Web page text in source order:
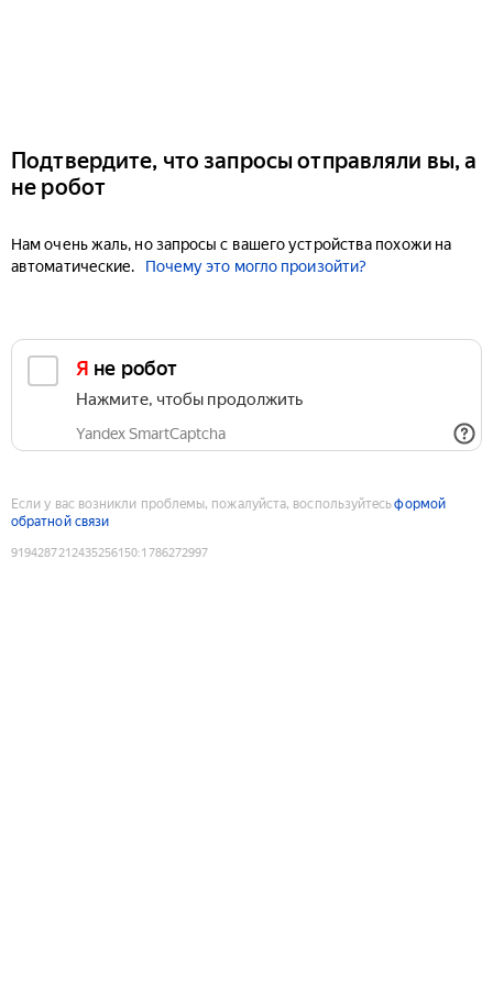
Подтвердите, что запросы отправляли вы, а
не робот
Нам очень жаль, но запросы с вашего устройства похожи на
автоматические.
Почему это могло произойти?
Я не робот
Нажмите, чтобы продолжить
Yandex SmartCaptcha
Если у вас возникли проблемы, пожалуйста, воспользуйтесьформой
обратной связи
9194287212435256150:1786272997